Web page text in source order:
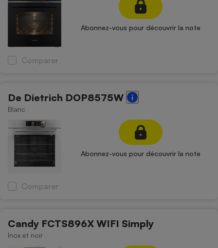
Abonnez-vous pour découvrir la note
Comparer
De Dietrich DOP8575W
Blanc
Abonnez-vous pour découvrir la note
Comparer
Candy FCTS896X WIFI Simply
Inox et noir